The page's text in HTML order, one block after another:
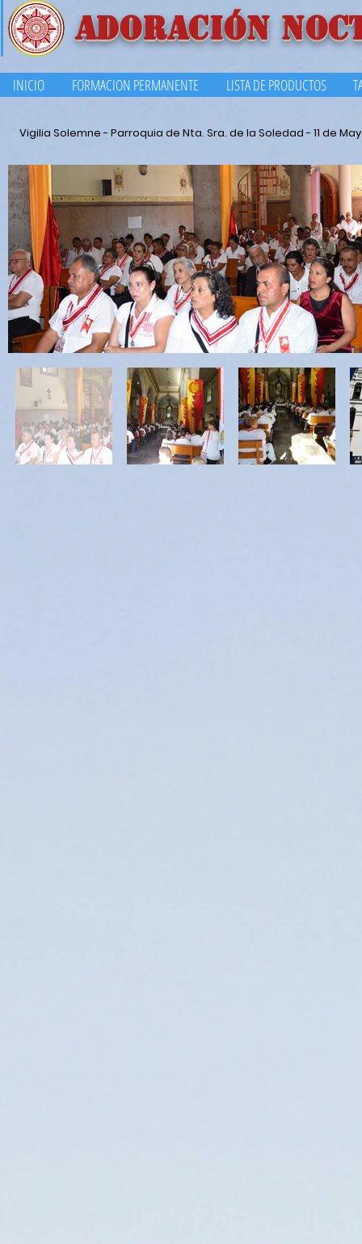
ADORACIÓN
INICIO FORMACION PERMANENTE LISTA DE PRODUCTOS
Vigilia Solemne - Parroquia de Nta. Sra. de la Soledad - 11 de